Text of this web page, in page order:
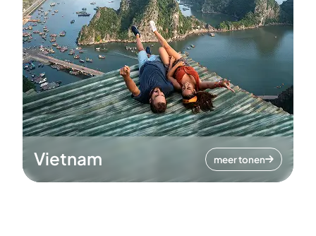
Vietnam meer tonen